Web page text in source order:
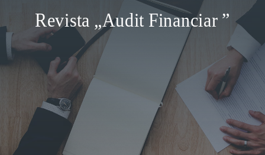
Revista „Audit Financiar ”